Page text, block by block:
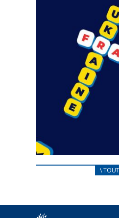
CARNET D’ACCUEIL
Afin d’accompagner au
\